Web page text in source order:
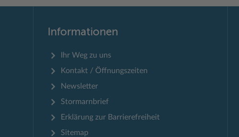
Informationen
Ihr Weg zu uns
Kontakt / Öffnungszeiten
Newsletter
Stormarnbrief
Erklärung zur Barrierefreiheit
Sitemap